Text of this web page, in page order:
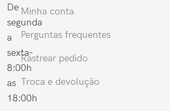
De
segunda
a
sexta-
8:00h
as
18:00h
Minha conta
Perguntas frequentes
Rastrear pedido
Troca e devolução